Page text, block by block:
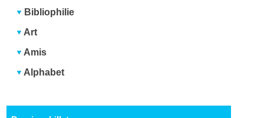
Bibliophilie
Art
Amis
Alphabet